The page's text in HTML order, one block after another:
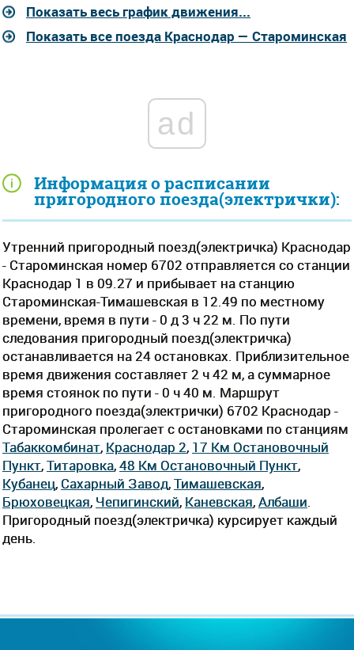
Информация о расписании
пригородного поезда(электрички):
Утренний пригородный поезд(электричка) Краснодар
- Староминская номер 6702 отправляется со станции
Краснодар 1 в 09.27 и прибывает на станцию
Староминская-Тимашевская в 12.49 по местному
времени, время в пути - 0 д 3 ч 22 м. По пути
следования пригородный поезд(электричка)
останавливается на 24 остановках. Приблизительное
время движения составляет 2 ч 42 м, а суммарное
время стоянок по пути - 0 ч 40 м. Маршрут
пригородного поезда(электрички) 6702 Краснодар -
Староминская пролегает c остановками по станциям
Табаккомбинат, Краснодар 2, 17 Км Остановочный
Пункт,Титаровка,48 Км Остановочный Пункт,
Кубанец, Сахарный Завод,Тимашевская,
Брюховецкая, Чепигинский, Каневская,Албаши
Пригородный поезд(электричка) курсирует каждый
день.
Показать весь график движения...
Показать все поезда Краснодар — Староминская
ad